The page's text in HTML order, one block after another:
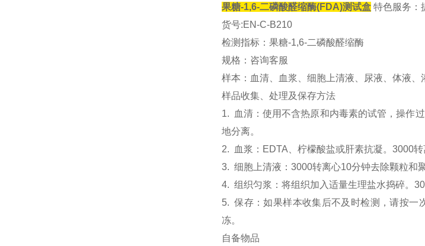
果糖-1,6-二磷酸醛缩酶(FDA)测试盒 特色服务：
货号:EN-C-B210
检测指标：果糖-1,6-二磷酸醛缩酶
规格：咨询客服
样本：血清、血浆、细胞上清液、尿液、体液、
样品收集、处理及保存方法
1. 血清：使用不含热原和内毒素的试管，操作
地分离。
2. 血浆：EDTA、柠檬酸盐或肝素抗凝。3000转
3. 细胞上清液：3000转离心10分钟去除颗粒和聚
4. 组织匀浆：将组织加入适量生理盐水捣碎。
5. 保存：如果样本收集后不及时检测，请按
冻。
自备物品